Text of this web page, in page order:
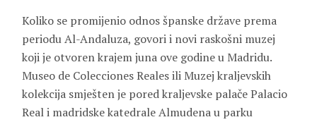
Koliko se promijenio odnos španske države prema
periodu Al-Andaluza, govori i novi raskošni muzej
koji je otvoren krajem juna ove godine u Madridu.
Museo de Colecciones Reales ili Muzej kraljevskih
kolekcija smješten je pored kraljevske palače Palacio
Real i madridske katedrale Almudena u parku